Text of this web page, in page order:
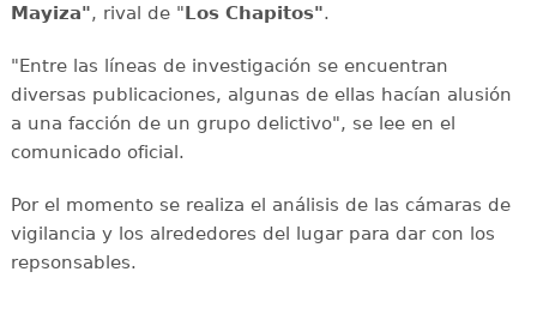
Mayiza", rival de "Los Chapitos".
"Entre las líneas de investigación se encuentran
diversas publicaciones, algunas de ellas hacían alusión
a una facción de un grupo delictivo", se lee en el
comunicado oficial.
Por el momento se realiza el análisis de las cámaras de
vigilancia y los alrededores del lugar para dar con los
repsonsables.